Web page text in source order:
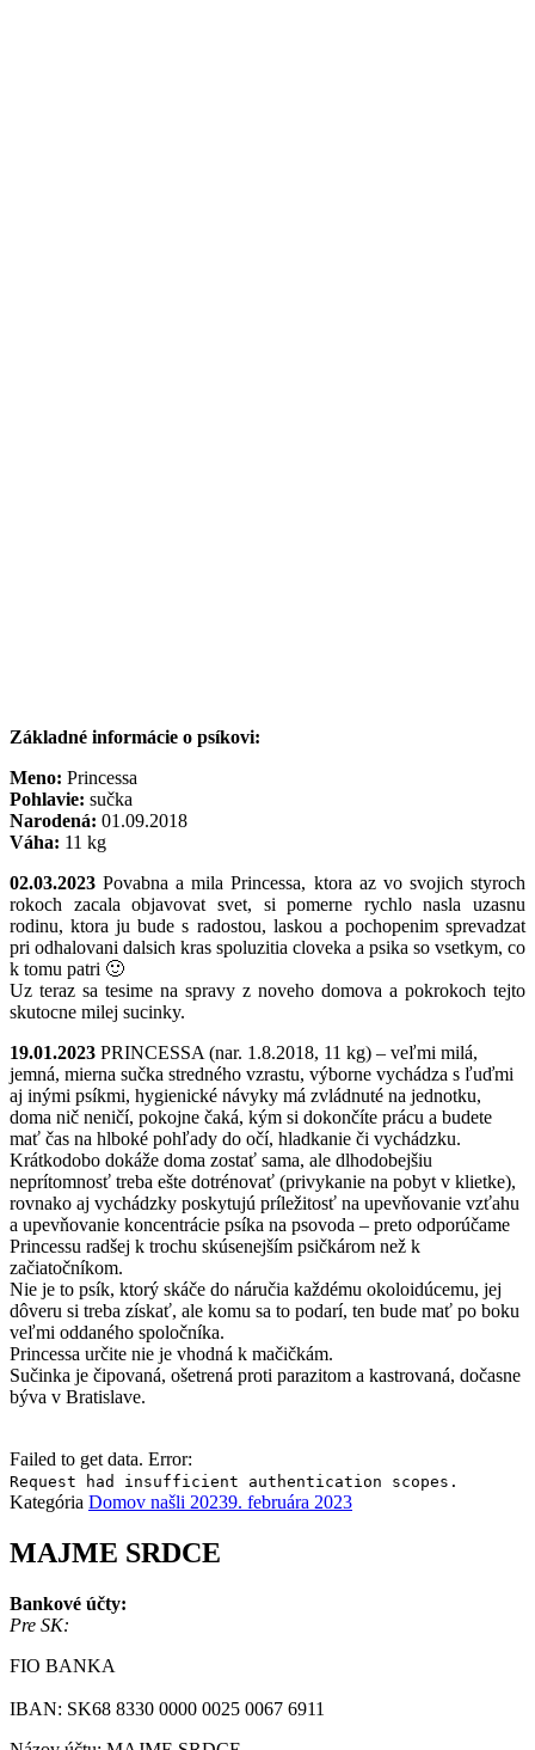
Základné informácie o psíkovi:
Meno: Princessa
Pohlavie: sučka
Narodená: 01.09.2018
Váha: 11 kg
02.03.2023 Povabna a mila Princessa, ktora az vo svojich styroch
rokoch zacala objavovat svet, si pomerne rychlo nasla uzasnu
rodinu, ktora ju bude s radostou, laskou a pochopenim sprevadzat
pri odhalovani dalsich kras spoluzitia cloveka a psika so vsetkym, co
k tomu patri 🙂
Uz teraz sa tesime na spravy z noveho domova a pokrokoch tejto
skutocne milej sucinky.
19.01.2023 PRINCESSA (nar. 1.8.2018, 11 kg) – veľmi milá,
jemná, mierna sučka stredného vzrastu, výborne vychádza s ľuďmi
aj inými psíkmi, hygienické návyky má zvládnuté na jednotku,
doma nič neničí, pokojne čaká, kým si dokončíte prácu a budete
mať čas na hlboké pohľady do očí, hladkanie či vychádzku.
Krátkodobo dokáže doma zostať sama, ale dlhodobejšiu
neprítomnosť treba ešte dotrénovať (privykanie na pobyt v klietke),
rovnako aj vychádzky poskytujú príležitosť na upevňovanie vzťahu
a upevňovanie koncentrácie psíka na psovoda – preto odporúčame
Princessu radšej k trochu skúsenejším psičkárom než k
začiatočníkom.
Nie je to psík, ktorý skáče do náručia každému okoloidúcemu, jej
dôveru si treba získať, ale komu sa to podarí, ten bude mať po boku
veľmi oddaného spoločníka.
Princessa určite nie je vhodná k mačičkám.
Sučinka je čipovaná, ošetrená proti parazitom a kastrovaná, dočasne
býva v Bratislave.
Failed to get data. Error:
Request had insufficient authentication scopes.
Kategória Domov našli 20239. februára 2023
MAJME SRDCE
Bankové účty:
Pre SK:
FIO BANKA
IBAN: SK68 8330 0000 0025 0067 6911